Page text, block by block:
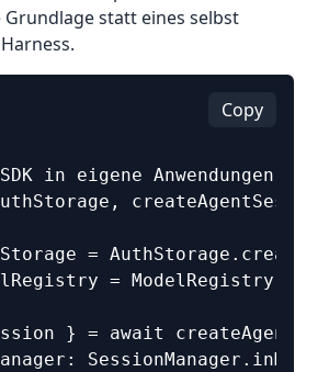
statt eines selbst
Copy
in eigene Anwendungen
=
=
} = await